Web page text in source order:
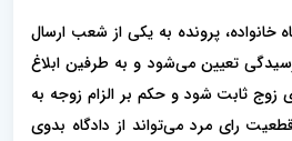
خانواده، پرونده به یکی از شعب ارسال
تعیین می‌شود و به طرفین ابلاغ
زوج ثابت شود و حکم بر الزام زوجه به
رای مرد می‌تواند از دادگاه بدوی